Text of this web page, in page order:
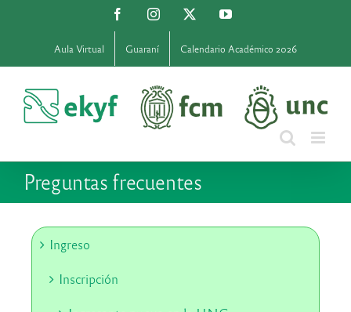
FacebookInstagram YouTube
Aula Virtual Guaraní Calendario Académico 2026
Preguntas frecuentes
Ingreso
Inscripción